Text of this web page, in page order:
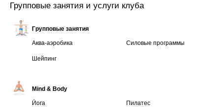
Групповые занятия и услуги клуба
Групповые занятия
Аква-аэробика Силовые программы
Шейпинг
Mind & Body
Йога Пилатес